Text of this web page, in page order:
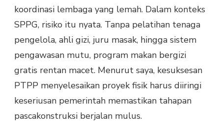
koordinasi lembaga yang lemah. Dalam konteks
SPPG, risiko itu nyata. Tanpa pelatihan tenaga
pengelola, ahli gizi, juru masak, hingga sistem
pengawasan mutu, program makan bergizi
gratis rentan macet. Menurut saya, kesuksesan
PTPP menyelesaikan proyek fisik harus diiringi
keseriusan pemerintah memastikan tahapan
pascakonstruksi berjalan mulus.